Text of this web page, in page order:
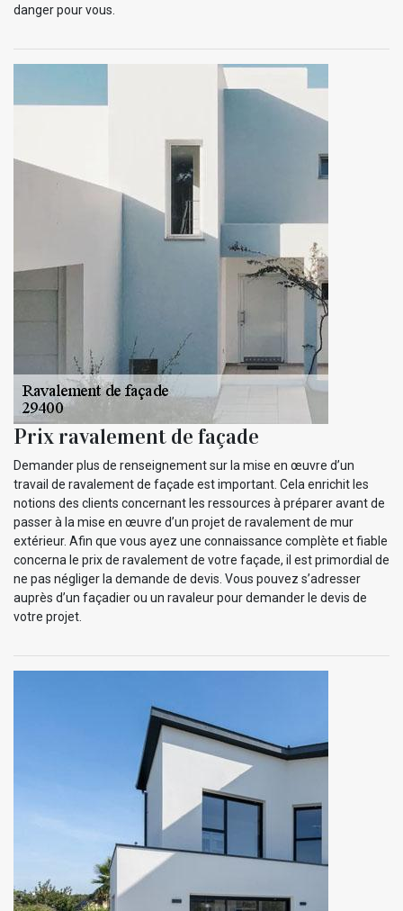
danger pour vous.
Prix ravalement de façade
Demander plus de renseignement sur la mise en œuvre d’un
travail de ravalement de façade est important. Cela enrichit les
notions des clients concernant les ressources à préparer avant de
passer à la mise en œuvre d’un projet de ravalement de mur
extérieur. Afin que vous ayez une connaissance complète et fiable
concerna le prix de ravalement de votre façade, il est primordial de
ne pas négliger la demande de devis. Vous pouvez s’adresser
auprès d’un façadier ou un ravaleur pour demander le devis de
votre projet.